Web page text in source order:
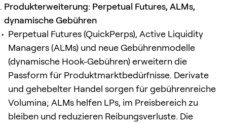
Produkterweiterung: Perpetual Futures, ALMs,
dynamische Gebühren
Perpetual Futures (QuickPerps), Active Liquidity
Managers (ALMs) und neue Gebührenmodelle
(dynamische Hook-Gebühren) erweitern die
Passform für Produktmarktbedürfnisse. Derivate
und gehebelter Handel sorgen für gebührenreiche
Volumina; ALMs helfen LPs, im Preisbereich zu
bleiben und reduzieren Reibungsverluste. Die